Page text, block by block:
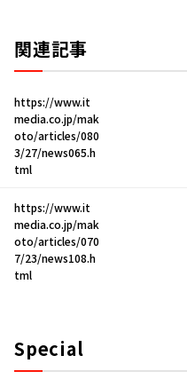
関連記事
https://www.it
media.co.jp/mak
oto/articles/080
3/27/news065.h
tml
https://www.it
media.co.jp/mak
oto/articles/070
7/23/news108.h
tml
Special